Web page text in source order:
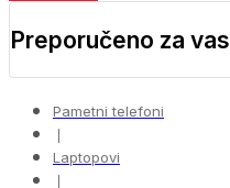
Preporučeno za vas
Pametni telefoni
❘
Laptopovi
❘